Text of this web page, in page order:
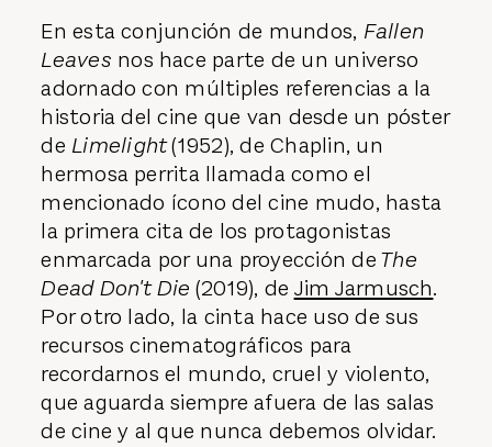
En esta conjunción de mundos, Fallen
Leaves nos hace parte de un universo
adornado con múltiples referencias a la
historia del cine que van desde un póster
de Limelight(1952), de Chaplin, un
hermosa perrita llamada como el
mencionado ícono del cine mudo, hasta
la primera cita de los protagonistas
enmarcada por una proyección deThe
Dead Don't Die (2019), de Jim Jarmusch.
Por otro lado, la cinta hace uso de sus
recursos cinematográficos para
recordarnos el mundo, cruel y violento,
que aguarda siempre afuera de las salas
de cine y al que nunca debemos olvidar.